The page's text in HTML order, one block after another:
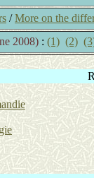
/More on the
2008) : (1) (2)